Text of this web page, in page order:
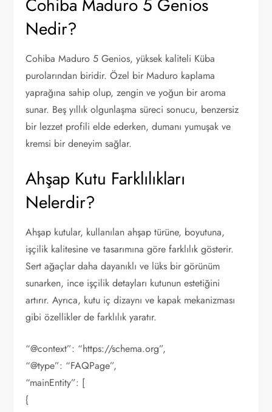
Cohiba Maduro 5 Genios
Nedir?
Cohiba Maduro 5 Genios, yüksek kaliteli Küba
purolarından biridir. Özel bir Maduro kaplama
yaprağına sahip olup, zengin ve yoğun bir aroma
sunar. Beş yıllık olgunlaşma süreci sonucu, benzersiz
bir lezzet profili elde ederken, dumanı yumuşak ve
kremsi bir deneyim sağlar.
Ahşap Kutu Farklılıkları
Nelerdir?
Ahşap kutular, kullanılan ahşap türüne, boyutuna,
işçilik kalitesine ve tasarımına göre farklılık gösterir.
Sert ağaçlar daha dayanıklı ve lüks bir görünüm
sunarken, ince işçilik detayları kutunun estetiğini
artırır. Ayrıca, kutu iç dizaynı ve kapak mekanizması
gibi özellikler de farklılık yaratır.
“@context”: “https://schema.org”,
“@type”: “FAQPage”,
“mainEntity”: [
{